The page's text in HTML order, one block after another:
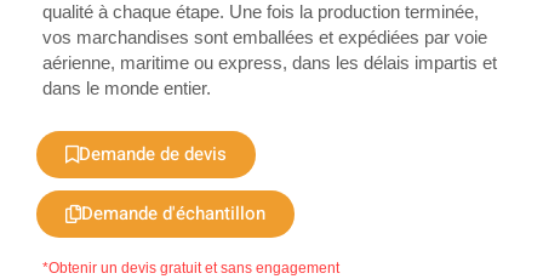
qualité à chaque étape. Une fois la production terminée,
vos marchandises sont emballées et expédiées par voie
aérienne, maritime ou express, dans les délais impartis et
dans le monde entier.
Demande de devis
Demande d'échantillon
*Obtenir un devis gratuit et sans engagement